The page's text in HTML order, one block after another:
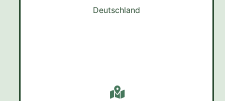
Deutschland